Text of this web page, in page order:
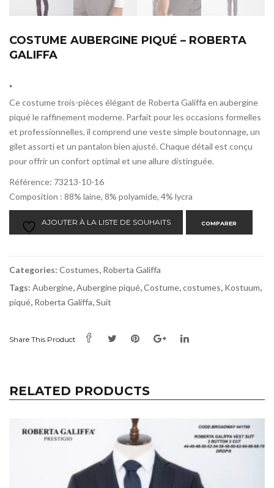
COSTUME AUBERGINE PIQUÉ – ROBERTA
GALIFFA
.
Ce costume trois-pièces élégant de Roberta Galiffa en aubergine
piqué le raffinement moderne. Parfait pour les occasions formelles
et professionnelles, il comprend une veste simple boutonnage, un
gilet assorti et un pantalon bien ajusté. Chaque détail est conçu
pour offrir un confort optimal et une allure distinguée.
Référence: 73213-10-16
Composition : 88% laine, 8% polyamide, 4% lycra
AJOUTER À LA LISTE DE SOUHAITS COMPARER
Categories: Costumes, Roberta Galiffa
Tags: Aubergine,Aubergine piqué,Costume,costumes, Kostuum,
piqué, Roberta Galiffa,Suit
Share This Product
RELATED PRODUCTS